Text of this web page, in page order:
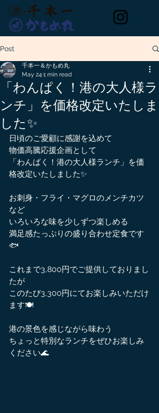
Post
「わんぱく！港の大人様ラ
ンチ」を価格改定いたしま
した✨
千本一＆かもめ丸
May 24 1 min read
日頃のご愛顧に感謝を込めて
物価高騰応援企画として
「わんぱく！港の大人様ランチ」を価
格改定いたしました✨
お刺身・フライ・マグロのメンチカツ
など
いろいろな味を少しずつ楽しめる
満足感たっぷりの盛り合わせ定食です
🐟
これまで3,800円でご提供しておりまし
たが
このたび3,300円にてお楽しみいただけ
ます🍽️
港の景色を感じながら味わう
ちょっと特別なランチをぜひお楽しみ
ください🌊